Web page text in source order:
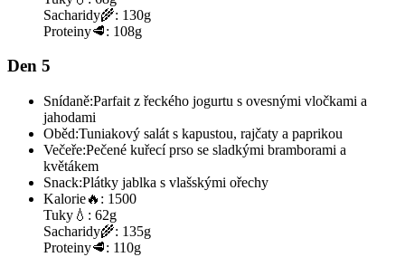
Sacharidy🌾: 130g
Proteiny🥩: 108g
Den 5
Snídaně:Parfait z řeckého jogurtu s ovesnými vločkami a
jahodami
Oběd:Tuniakový salát s kapustou, rajčaty a paprikou
Večeře:Pečené kuřecí prso se sladkými bramborami a
květákem
Snack:Plátky jablka s vlašskými ořechy
Kalorie🔥: 1500
Tuky 💧: 62g
Sacharidy🌾: 135g
Proteiny🥩: 110g